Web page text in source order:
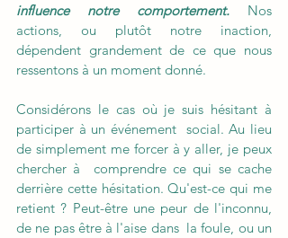
influence notre comportement. Nos
actions, ou plutôt notre inaction,
dépendent grandement de ce que nous
ressentons à un moment donné.
Considérons le cas où je suis hésitant à
participer à un événement  social. Au lieu
de simplement me forcer à y aller, je peux
chercher à  comprendre ce qui se cache
derrière cette hésitation. Qu'est-ce qui me
retient ? Peut-être une peur de l'inconnu,
de ne pas être à l'aise dans  la foule, ou un